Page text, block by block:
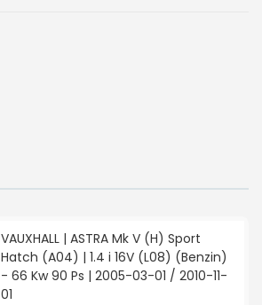
VAUXHALL | ASTRA Mk V (H) Sport
Hatch (A04) | 1.4 i 16V (L08) (Benzin)
- 66 Kw 90 Ps | 2005-03-01 / 2010-11-
01